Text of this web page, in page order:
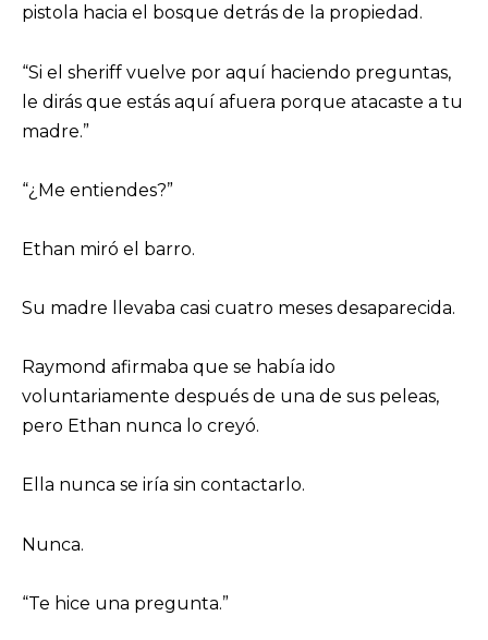
pistola hacia el bosque detrás de la propiedad.
“Si el sheriff vuelve por aquí haciendo preguntas,
le dirás que estás aquí afuera porque atacaste a tu
madre.”
“¿Me entiendes?”
Ethan miró el barro.
Su madre llevaba casi cuatro meses desaparecida.
Raymond afirmaba que se había ido
voluntariamente después de una de sus peleas,
pero Ethan nunca lo creyó.
Ella nunca se iría sin contactarlo.
Nunca.
“Te hice una pregunta.”